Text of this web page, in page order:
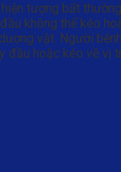
tượng bất
không thể kéo
vật. Người
đầu hoặc kéo về vị